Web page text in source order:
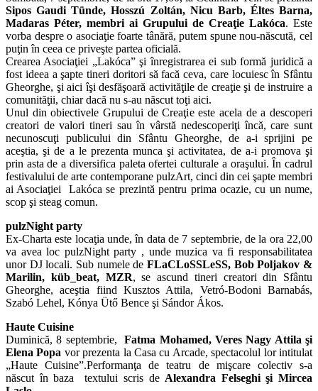
Sipos Gaudi Tünde, Hosszú Zoltán, Nicu Barb, Éltes Barna,
Madaras Péter, membri ai Grupului de Creaţie Lakóca. Este
vorba despre o asociaţie foarte tânără, putem spune nou-născută, cel
puţin în ceea ce priveşte partea oficială.
Crearea Asociaţiei „Lakóca” şi înregistrarea ei sub formă juridică a
fost ideea a şapte tineri doritori să facă ceva, care locuiesc în Sfântu
Gheorghe, şi aici îşi desfăşoară activităţile de creaţie şi de instruire a
comunităţii, chiar dacă nu s-au născut toţi aici.
Unul din obiectivele Grupului de Creaţie este acela de a descoperi
creatori de valori tineri sau în vârstă nedescoperiţi încă, care sunt
necunoscuţi publicului din Sfântu Gheorghe, de a-i sprijini pe
aceştia, şi de a le prezenta munca şi activitatea, de a-i promova şi
prin asta de a diversifica paleta ofertei culturale a oraşului. În cadrul
festivalului de arte contemporane pulzArt, cinci din cei şapte membri
ai Asociaţiei Lakóca se prezintă pentru prima ocazie, cu un nume,
scop şi steag comun.
pulzNight party
Ex-Charta este locaţia unde, în data de 7 septembrie, de la ora 22,00
va avea loc pulzNight party , unde muzica va fi responsabilitatea
unor DJ locali. Sub numele de FLaCLoSSLeSS, Bob Poljakov &
Marilin, küb_beat, MZR, se ascund tineri creatori din Sfântu
Gheorghe, aceştia fiind Kusztos Attila, Vetró-Bodoni Barnabás,
Szabó Lehel, Kónya Ütő Bence şi Sándor Ákos.
Haute Cuisine
Duminică, 8 septembrie,Fatma Mohamed, Veres Nagy Attila şi
Elena Popa vor prezenta la Casa cu Arcade, spectacolul lor intitulat
„Haute Cuisine”.Performanţa de teatru de mişcare colectiv s-a
născut în baza textului scris deAlexandra Felseghi şi Mircea